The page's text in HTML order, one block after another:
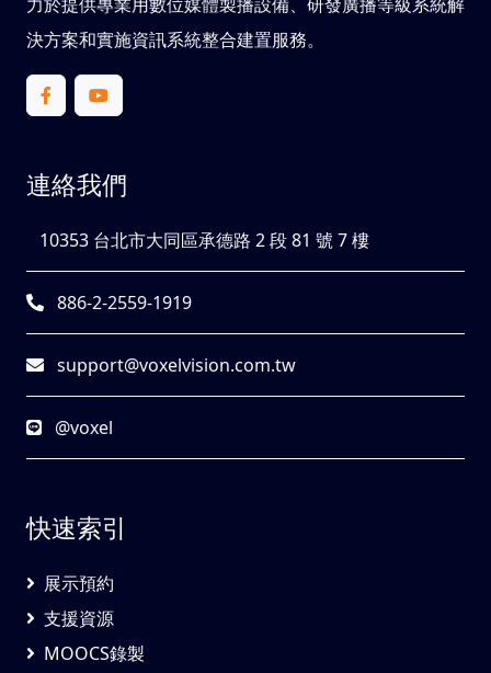
決方案和實施資訊系統整合建置服務。
連絡我們
10353 台北市大同區承德路 2 段 81 號 7 樓
886-2-2559-1919
support@voxelvision.com.tw
@voxel
快速索引
展示預約
支援資源
MOOCS錄製